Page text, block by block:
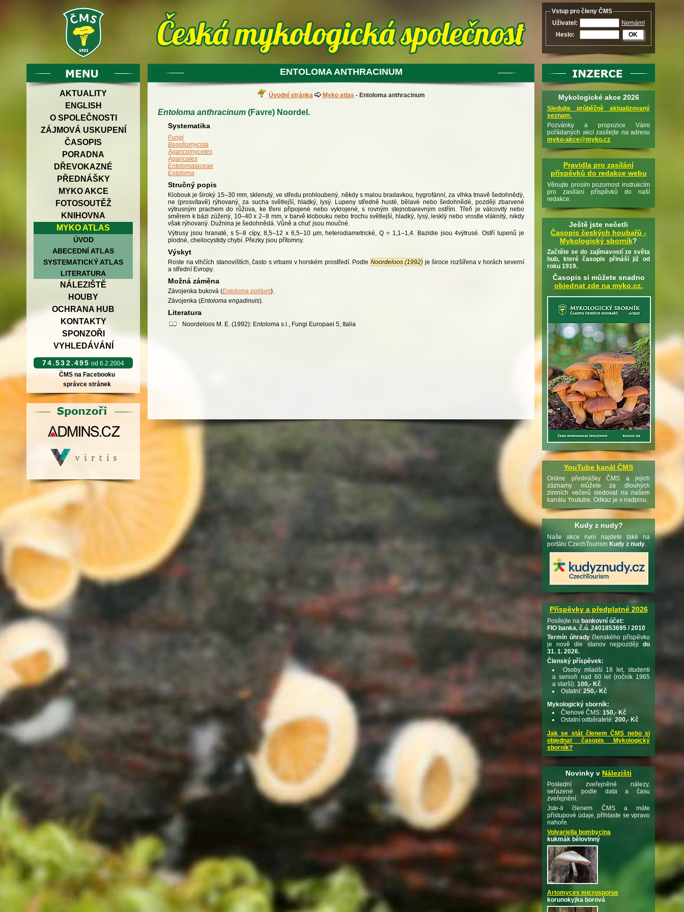
AKTUALITY
ENGLISH
O SPOLEČNOSTI
ZÁJMOVÁ USKUPENÍ
ČASOPIS
PORADNA
DŘEVOKAZNÉ
PŘEDNÁŠKY
MYKO AKCE
FOTOSOUTĚŽ
KNIHOVNA
MYKO ATLAS
ÚVOD
ABECEDNÍ ATLAS
SYSTEMATICKÝ ATLAS
LITERATURA
NÁLEZIŠTĚ
HOUBY
OCHRANA HUB
KONTAKTY
SPONZOŘI
VYHLEDÁVÁNÍ
74.532.495 od 6.2.2004
ČMS na Facebooku
správce stránek
ENTOLOMA ANTHRACINUM
Úvodní stránka Myko atlas - Entoloma anthracinum
Entoloma anthracinum (Favre) Noordel.
Systematika
Fungi
Basidiomycota
Agaricomycetes
Agaricales
Entolomataceae
Entoloma
Stručný popis
Klobouk je široký 15–30 mm, sklenutý, ve středu prohloubený, někdy s malou bradavkou, hygrofánní, za vlhka tmavě šedohnědý,
ne (prosvítavě) rýhovaný, za sucha světlejší, hladký, lysý. Lupeny středně husté, bělavé nebo šedohnědé, později zbarvené
výtrusným prachem do růžova, ke třeni připojené nebo vykrojené, s rovným stejnobarevným ostřím. Třeň je válcovitý nebo
směrem k bázi zúžený, 10–40 x 2–8 mm, v barvě klobouku nebo trochu světlejší, hladký, lysý, lesklý nebo vrostle vláknitý, nikdy
však rýhovaný. Dužnina je šedohnědá. Vůně a chuť jsou moučné.
Výtrusy jsou hranaté, s 5–8 cípy, 8,5–12 x 6,5–10 µm, heterodiametrické, Q = 1,1–1,4. Bazidie jsou 4výtrusé. Ostří lupenů je
plodné, cheilocystidy chybí. Přezky jsou přítomny.
Výskyt
Roste na vlhčích stanovištích, často s vrbami v horském prostředí. Podle Noordeloos (1992) je široce rozšířena v horách severní
a střední Evropy.
Možná záměna
Závojenka buková (Entoloma politum).
Závojenka (Entoloma engadinuis).
Literatura
Noordeloos M. E. (1992): Entoloma s.l., Fungi Europaei 5, Italia
Vstup pro členy ČMS
Uživatel:
Nemám!
Heslo:
OK
Mykologické akce 2026
Sledujte průběžně aktualizovaný
seznam.
Pozvánky a propozice Vámi
pořádaných akcí zasílejte na adresu
myko-akce@myko.cz.
Pravidla pro zasílání
příspěvků do redakce webu
Věnujte prosím pozornost instrukcím
pro zasílání příspěvků do naší
redakce.
Ještě jste nečetli
Časopis českých houbařů -
Mykologický sborník?
Začtěte se do zajímavostí ze světa
hub, které časopis přináší již od
roku 1919.
Časopis si můžete snadno
objednat zde na myko.cz.
YouTube kanál ČMS
Online přednášky ČMS a jejich
záznamy můžete za dlouhých
zimních večerů sledovat na našem
kanálu Youtube. Odkaz je v nadpisu.
Kudy z nudy?
Naše akce nyní najdete také na
portálu CzechTourism Kudy z nudy
Příspěvky a předplatné 2026
Posílejte na bankovní účet:
FIO banka, č.ú. 2401853695 / 2010
Termín úhradyčlenského příspěvku
je nově dle stanov nejpozději do
31. 1. 2026.
Členský příspěvek:
Osoby mladší 18 let, studenti
a senioři nad 60 let (ročník 1965
a starší): 100,- Kč
Ostatní: 250,- Kč
Mykologický sborník:
Členové ČMS: 150,- Kč
Ostatní odběratelé: 200,- Kč
Jak se stát členem ČMS nebo si
objednat časopis Mykologický
sborník?
Novinky v Nálezišti
Poslední zveřejněné nálezy,
seřazené podle data a času
zveřejnění.
Jste-li členem ČMS a máte
přístupové údaje, přihlaste se vpravo
nahoře.
Volvariella bombycina
kukmák bělovlnný
Artomyces microsporus
korunokyjka borová